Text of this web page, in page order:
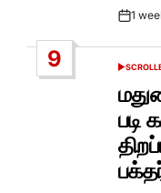
Post1
9
POSTED
படி